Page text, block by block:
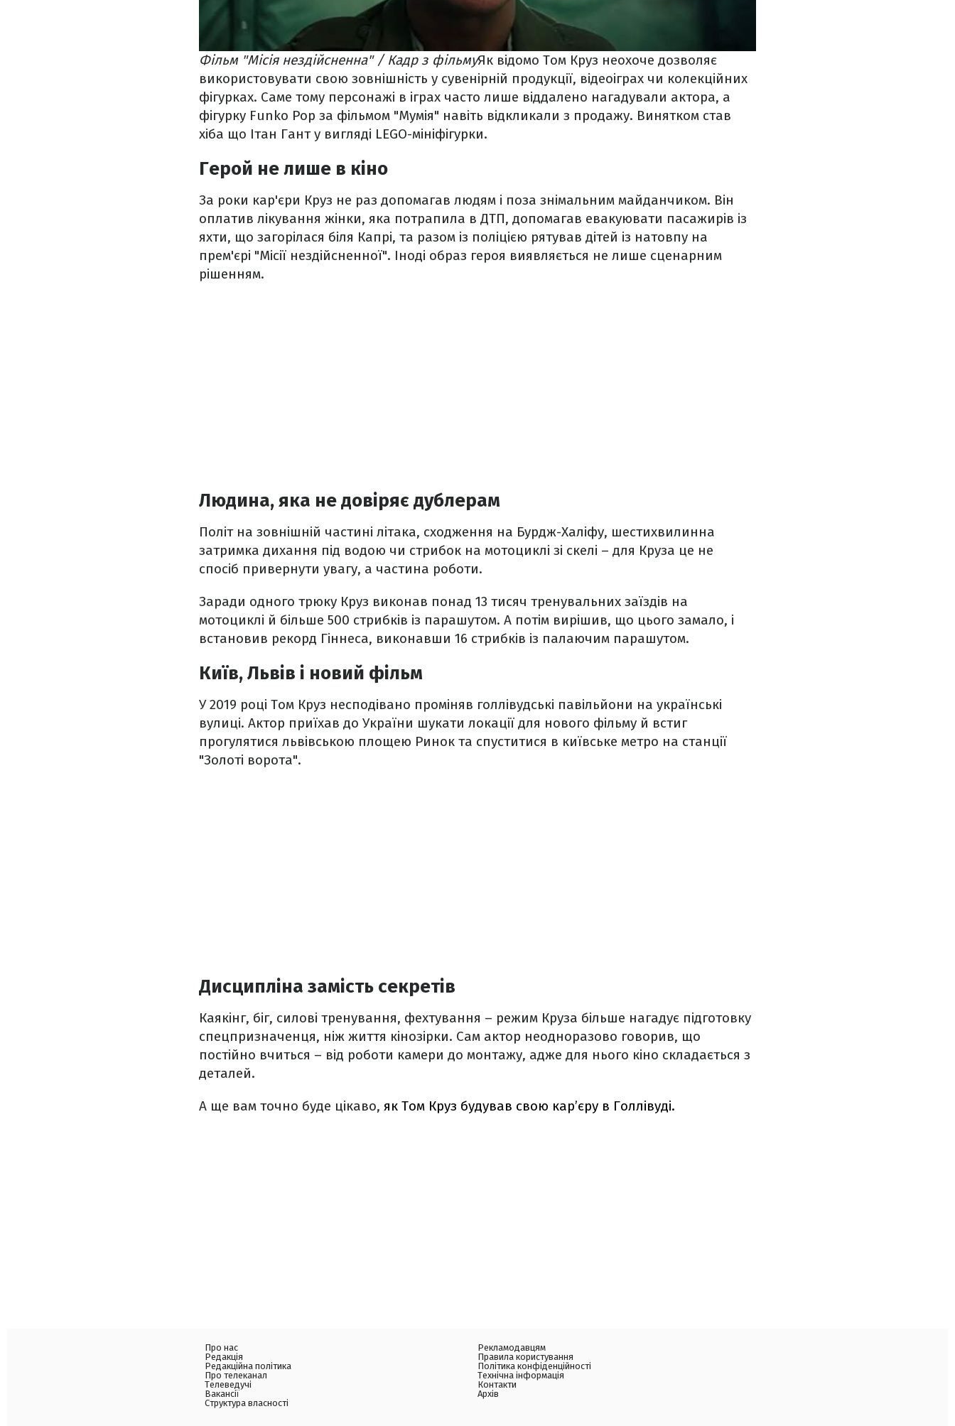
Фільм "Місія нездійсненна" / Кадр з фільмуЯк відомо Том Круз неохоче дозволяє
використовувати свою зовнішність у сувенірній продукції, відеоіграх чи колекційних
фігурках. Саме тому персонажі в іграх часто лише віддалено нагадували актора, а
фігурку Funko Pop за фільмом "Мумія" навіть відкликали з продажу. Винятком став
хіба що Ітан Гант у вигляді LEGO-мініфігурки.
Герой не лише в кіно
За роки кар'єри Круз не раз допомагав людям і поза знімальним майданчиком. Він
оплатив лікування жінки, яка потрапила в ДТП, допомагав евакуювати пасажирів із
яхти, що загорілася біля Капрі, та разом із поліцією рятував дітей із натовпу на
прем'єрі "Місії нездійсненної". Іноді образ героя виявляється не лише сценарним
рішенням.
Людина, яка не довіряє дублерам
Політ на зовнішній частині літака, сходження на Бурдж-Халіфу, шестихвилинна
затримка дихання під водою чи стрибок на мотоциклі зі скелі – для Круза це не
спосіб привернути увагу, а частина роботи.
Заради одного трюку Круз виконав понад 13 тисяч тренувальних заїздів на
мотоциклі й більше 500 стрибків із парашутом. А потім вирішив, що цього замало, і
встановив рекорд Гіннеса, виконавши 16 стрибків із палаючим парашутом.
Київ, Львів і новий фільм
У 2019 році Том Круз несподівано проміняв голлівудські павільйони на українські
вулиці. Актор приїхав до України шукати локації для нового фільму й встиг
прогулятися львівською площею Ринок та спуститися в київське метро на станції
"Золоті ворота".
Дисципліна замість секретів
Каякінг, біг, силові тренування, фехтування – режим Круза більше нагадує підготовку
спецпризначенця, ніж життя кінозірки. Сам актор неодноразово говорив, що
постійно вчиться – від роботи камери до монтажу, адже для нього кіно складається з
деталей.
А ще вам точно буде цікаво, як Том Круз будував свою кар’єру в Голлівуді.
Про нас
Редакція
Редакційна політика
Про телеканал
Телеведучі
Вакансії
Структура власності
Рекламодавцям
Правила користування
Політика конфіденційності
Технічна інформація
Контакти
Архів